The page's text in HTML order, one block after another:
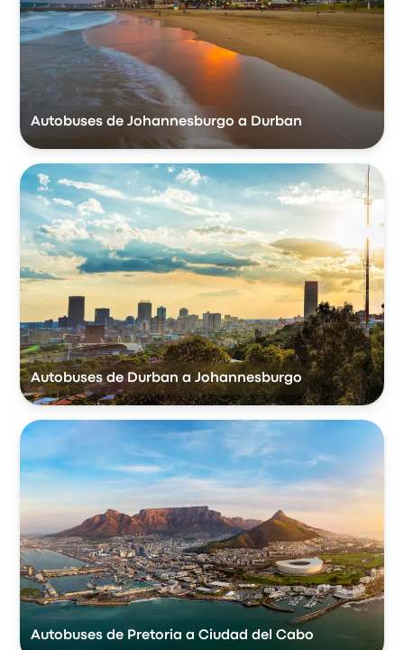
Autobuses de Johannesburgo a Durban
Autobuses de Durban a Johannesburgo
Autobuses de Pretoria a Ciudad del Cabo